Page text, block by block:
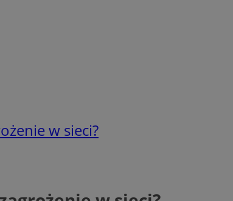
w sieci?